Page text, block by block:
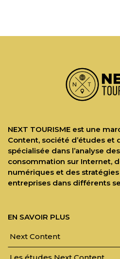
NEXT TOURISME est une
Content, société d’études et
spécialisée dans l’analyse
consommation sur Internet,
numériques et des
entreprises dans différents
EN SAVOIR PLUS
Next Content